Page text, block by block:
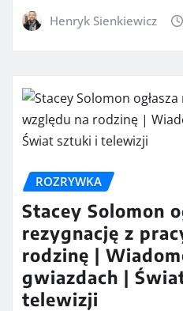
Henryk Sienkiewicz
ROZRYWKA
Stacey Solomon
rezygnację z
rodzinę |
gwiazdach |
telewizji